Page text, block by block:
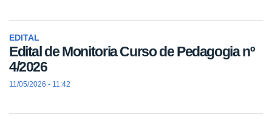
EDITAL
Edital de Monitoria Curso de Pedagogia nº
4/2026
11/05/2026 - 11:42